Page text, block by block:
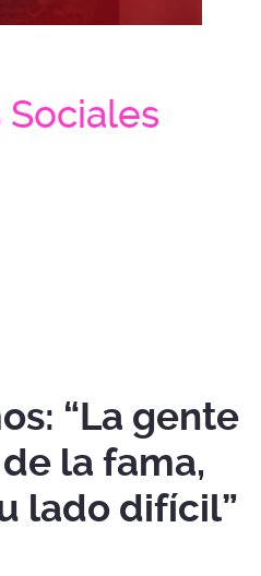
Sociales
“La gente
la fama,
lado difícil”